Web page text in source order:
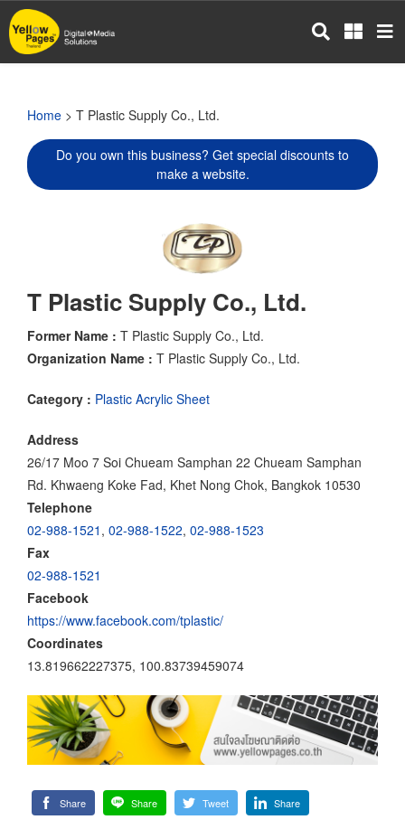
Skip
to
main
Home > T Plastic Supply Co., Ltd.
Do you own this business? Get special discounts to
make a website.
T Plastic Supply Co., Ltd.
Former Name : T Plastic Supply Co., Ltd.
Organization Name : T Plastic Supply Co., Ltd.
Category : Plastic Acrylic Sheet
Address
26/17 Moo 7 Soi Chueam Samphan 22 Chueam Samphan
Rd. Khwaeng Koke Fad, Khet Nong Chok, Bangkok 10530
Telephone
02-988-1521 , 02-988-1522, 02-988-1523
Fax
02-988-1521
Facebook
https://www.facebook.com/tplastic/
Coordinates
13.819662227375, 100.83739459074
Share Share Tweet Share